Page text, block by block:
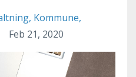
Kommune
Feb 21, 2020